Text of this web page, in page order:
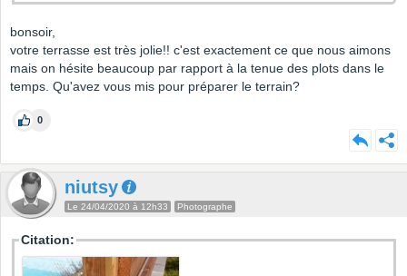
bonsoir,
votre terrasse est très jolie!! c'est exactement ce que nous aimons
mais on hésite beaucoup par rapport à la tenue des plots dans le
temps. Qu'avez vous mis pour préparer le terrain?
0
niutsy
Le 24/04/2020 à 12h33 Photographe
Citation: